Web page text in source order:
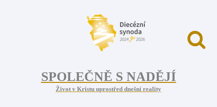
SPOLEČNĚ S NADĚJÍ
Život v Kristu uprostřed dnešní reality